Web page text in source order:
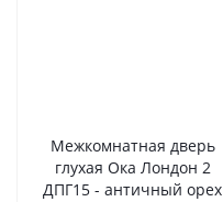
Межкомнатная дверь
глухая Ока Лондон 2
ДПГ15 - античный орех